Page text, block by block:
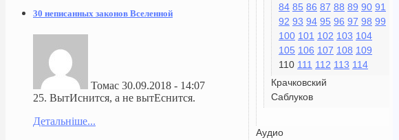
84 85 86 87 88 89 90 91
92 93 94 95 96 97 98 99
100 101 102 103 104
105 106 107 108 109
110 111 112 113 114
Крачковский
Саблуков
Аудио
30 неписанных законов Вселенной
Томас 30.09.2018 - 14:07
25. ВытИснится, а не вытЕснится.
Детальніше...